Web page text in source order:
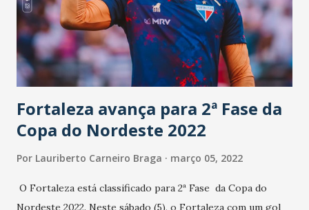
competentes, assim como orientação jurídica, acolhimento
de mulheres em situação de violência e o fomento ao
protagonismo feminino na sociedade e na Política. -
Estamos reforçando a estrutura da Procuradoria Especial
da Mulher, ...
Fortaleza avança para 2ª Fase da
Copa do Nordeste 2022
Por Lauriberto Carneiro Braga março 05, 2022
O Fortaleza está classificado para 2ª Fase da Copa do
Nordeste 2022. Neste sábado (5), o Fortaleza com um gol